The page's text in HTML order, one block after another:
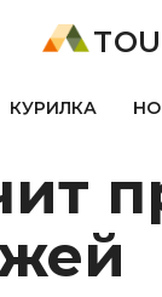
КУРИЛКА